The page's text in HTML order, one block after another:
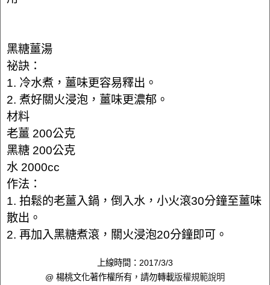
黑糖薑湯
祕訣：
1. 冷水煮，薑味更容易釋出。
2. 煮好關火浸泡，薑味更濃郁。
材料
老薑 200公克
黑糖 200公克
水 2000cc
作法：
1. 拍鬆的老薑入鍋，倒入水，小火滾30分鐘至薑味
散出。
2. 再加入黑糖煮滾，關火浸泡20分鐘即可。
上線時間：2017/3/3
@ 楊桃文化著作權所有，請勿轉載版權規範說明